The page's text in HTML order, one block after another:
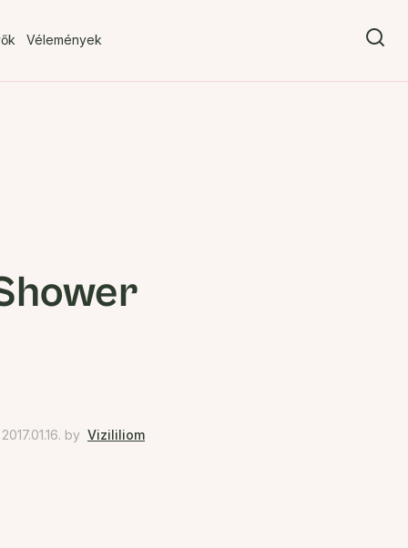
Vélemények
by Vizililiom